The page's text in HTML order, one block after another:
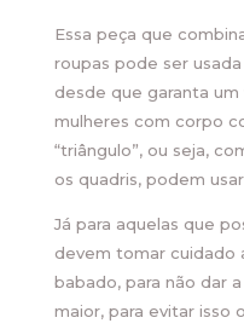
Essa peça que
roupas pode ser
desde que garanta um
mulheres com corpo
“triângulo”, ou seja,
os quadris, podem
Já para aquelas que
devem tomar cuidado
babado, para não dar
maior, para evitar isso